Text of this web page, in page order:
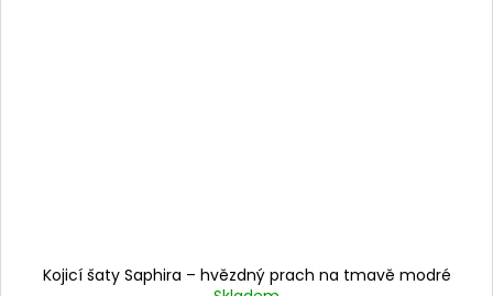
Kojicí šaty Saphira – hvězdný prach na tmavě modré